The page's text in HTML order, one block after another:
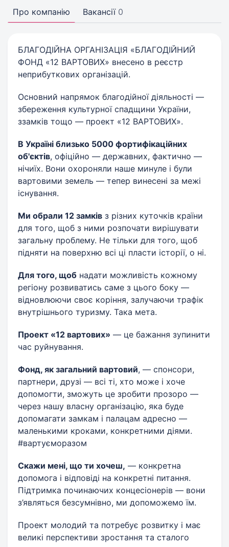
Про компанію Вакансії 0
БЛАГОДІЙНА ОРГАНІЗАЦІЯ «БЛАГОДІЙНИЙ
ФОНД «12 ВАРТОВИХ» внесено в реєстр
неприбуткових організацій.
Основний напрямок благодійної діяльності —
збереження культурної спадщини України,
ззамків тощо — проект «12 ВАРТОВИХ».
В Україні близько 5000 фортифікаційних
об'єктів, офіційно — державних, фактично —
нічиїх. Вони охороняли наше минуле і були
вартовими земель — тепер винесені за межі
існування.
Ми обрали 12 замків з різних куточків країни
для того, щоб з ними розпочати вирішувати
загальну проблему. Не тільки для того, щоб
підняти на поверхню всі ці пласти історії, о ні.
Для того, щоб надати можливість кожному
регіону розвиватись саме з цього боку —
відновлюючи своє коріння, залучаючи трафік
внутрішнього туризму. Така мета.
Проект «12 вартових» — це бажання зупинити
час руйнування.
Фонд, як загальний вартовий, — спонсори,
партнери, друзі — всі ті, хто може і хоче
допомогти, зможуть це зробити прозоро —
через нашу власну організацію, яка буде
допомагати замкам і палацам адресно —
маленькими кроками, конкретними діями.
#вартуєморазом
Скажи мені, що ти хочеш, — конкретна
допомога і відповіді на конкретні питання.
Підтримка починаючих концесіонерів — вони
з’являться безсумнівно, ми допоможемо їм.
Проект молодий та потребує розвитку і має
великі перспективи зростання та сталого